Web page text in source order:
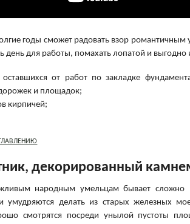
годы сможет радовать взор
день для работы, помахать лопатой и выгодно
оставшихся от работ по закладке
и площадок;
кирпичей;
декорированный
народным умельцам бывает сложно
умудряются делать из старых железных
смотрятся посреди унылой пустоты